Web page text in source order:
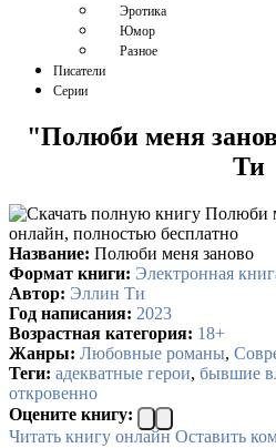
Эротика
Юмор
Разное
Писатели
Серии
"Полюби меня
Ти
Название: Полюби меня заново
Формат книги: Электронная
Автор: Эллин Ти
Год написания: 2023
Возрастная категория: 18+
Жанры: Любовные романы,
Теги: адекватные герои, бывшие
откровенно
Оцените книгу:
Читать книгу онлайн Оставить